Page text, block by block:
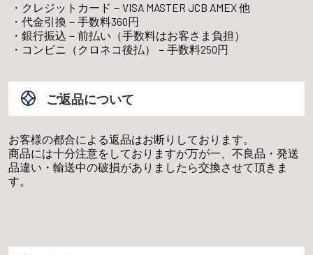
クレジットカード－VISA MASTER JCB AMEX 他
代金引換－手数料360円
銀行振込－前払い（手数料はお客さま負担）
コンビニ（クロネコ後払）－手数料250円
ご返品について
お客様の都合による返品はお断りしております。
商品には十分注意をしておりますが万が一、不良品・発送
品違い・輸送中の破損がありましたら交換させて頂きま
す。